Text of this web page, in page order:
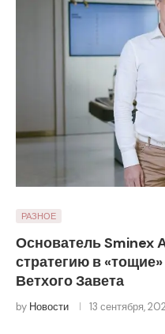
РАЗНОЕ
Основатель Sminex
стратегию в
Ветхого Завета
by Новости 13 сентября,